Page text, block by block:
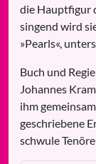
die Hauptfigur
singend wird
»Pearls«,
Buch und
Johannes
ihm
geschriebene
schwule